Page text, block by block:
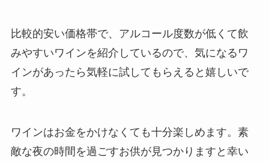
比較的安い価格帯で、アルコール度数が低くて飲
みやすいワインを紹介しているので、気になるワ
インがあったら気軽に試してもらえると嬉しいで
す。
ワインはお金をかけなくても十分楽しめます。素
敵な夜の時間を過ごすお供が見つかりますと幸い